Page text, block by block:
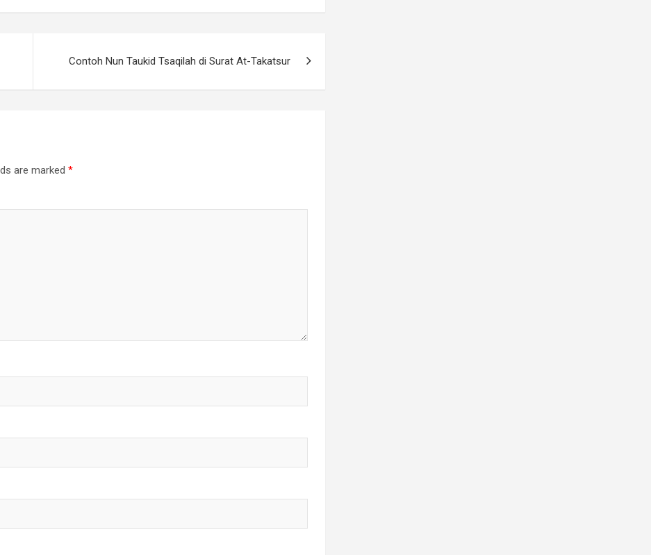
Contoh Nun Taukid Tsaqilah di Surat At-Takatsur
are marked *